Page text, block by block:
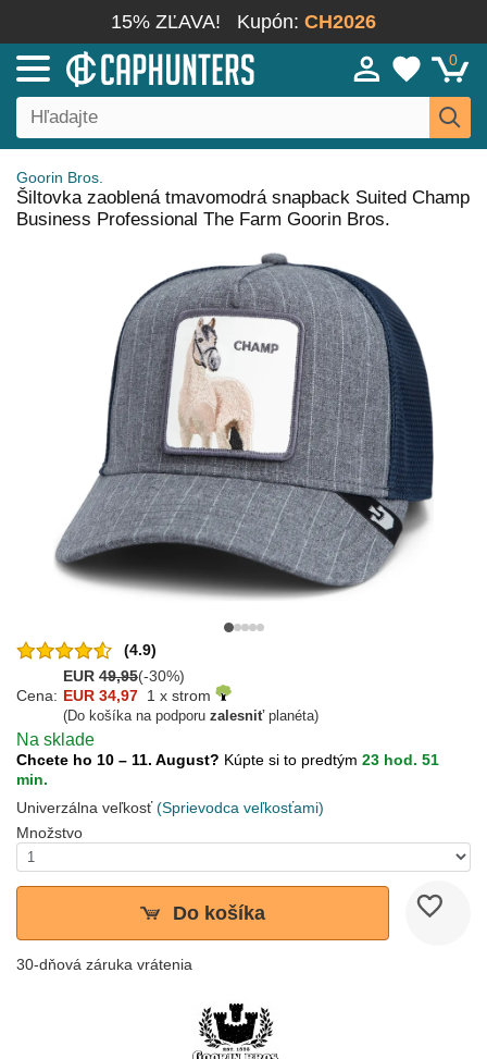
15% ZĽAVA! Kupón: CH2026
0
Goorin Bros.
Šiltovka zaoblená tmavomodrá snapback Suited Champ
Business Professional The Farm Goorin Bros.
(4.9)
EUR 49,95(-30%)
Cena: EUR 34,97 1 x strom
(Do košíka na podporu zalesniťplanéta)
Na sklade
Chcete ho 10 – 11. August? Kúpte si to predtým 23 hod. 51
min.
Univerzálna veľkosť(Sprievodca veľkosťami)
Množstvo
Do košíka
30-dňová záruka vrátenia